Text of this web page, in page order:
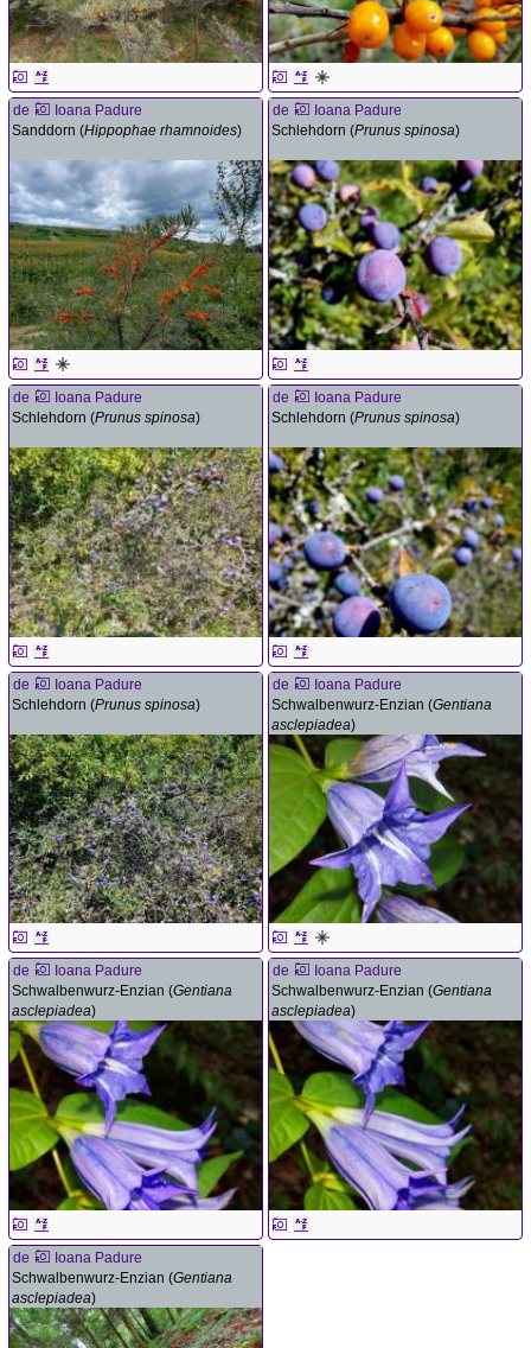
de
Ioana Padure
Sanddorn (Hippophae rhamnoides)
de
Ioana Padure
Schlehdorn (Prunus spinosa)
de
Ioana Padure
Schlehdorn (Prunus spinosa)
de
Ioana Padure
Schlehdorn (Prunus spinosa)
de
Ioana Padure
Schlehdorn (Prunus spinosa)
de
Ioana Padure
Schwalbenwurz-Enzian (Gentiana
asclepiadea)
de
Ioana Padure
Schwalbenwurz-Enzian (Gentiana
asclepiadea)
de
Ioana Padure
Schwalbenwurz-Enzian (Gentiana
asclepiadea)
de
Ioana Padure
Schwalbenwurz-Enzian (Gentiana
asclepiadea)